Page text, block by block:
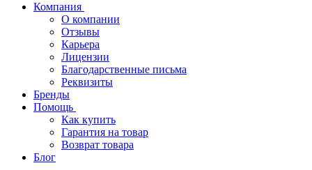
Компания
О компании
Отзывы
Карьера
Лицензии
Благодарственные письма
Реквизиты
Бренды
Помощь
Как купить
Гарантия на товар
Возврат товара
Блог